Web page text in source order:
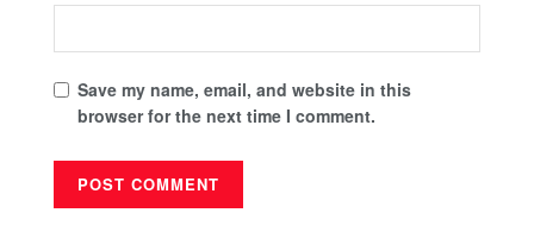
Save my name, email, and website in this
browser for the next time I comment.